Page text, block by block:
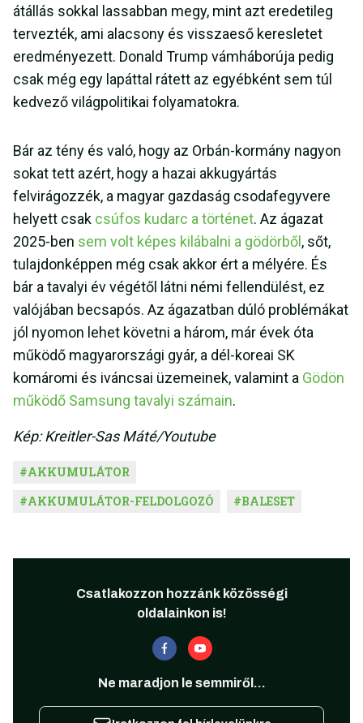
átállás sokkal lassabban megy, mint azt eredetileg
tervezték, ami alacsony és visszaeső keresletet
eredményezett. Donald Trump vámháborúja pedig
csak még egy lapáttal rátett az egyébként sem túl
kedvező világpolitikai folyamatokra.
Bár az tény és való, hogy az Orbán-kormány nagyon
sokat tett azért, hogy a hazai akkugyártás
felvirágozzék, a magyar gazdaság csodafegyvere
helyett csak csúfos kudarc a történet. Az ágazat
2025-ben sem volt képes kilábalni a gödörből , sőt,
tulajdonképpen még csak akkor ért a mélyére. És
bár a tavalyi év végétől látni némi fellendülést, ez
valójában becsapós. Az ágazatban dúló problémákat
jól nyomon lehet követni a három, már évek óta
működő magyarországi gyár, a dél-koreai SK
komáromi és iváncsai üzemeinek, valamint a Gödön
működő Samsung tavalyi számain.
Kép: Kreitler-Sas Máté/Youtube
#AKKUMULÁTOR
#AKKUMULÁTOR-FELDOLGOZÓ #BALESET
Csatlakozzon hozzánk közösségi
oldalainkon is!
Ne maradjon le semmiről...